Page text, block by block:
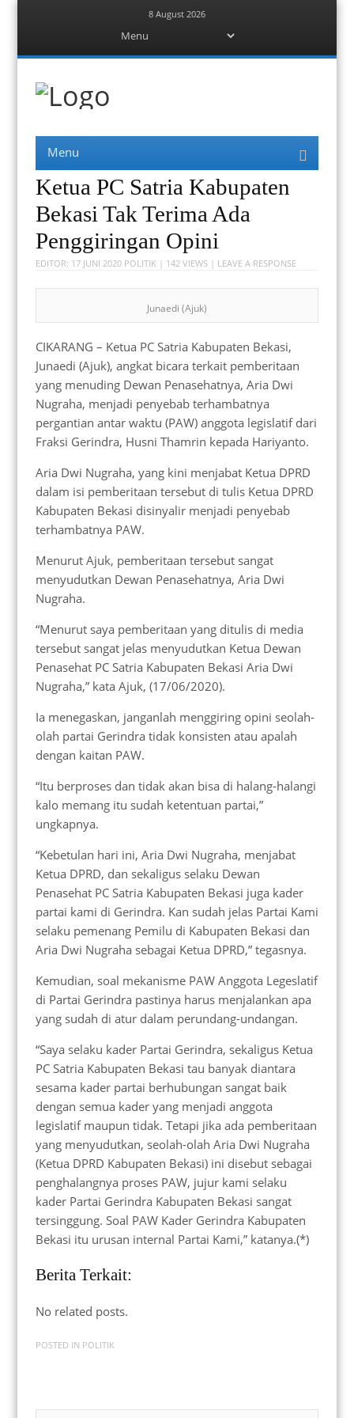
8 August 2026
content
Berita Bekasi
Menu
content
Ketua PC Satria Kabupaten
Bekasi Tak Terima Ada
Penggiringan Opini
EDITOR: 17 JUNI 2020 POLITIK | 142 VIEWS | LEAVE A RESPONSE
Junaedi (Ajuk)
CIKARANG – Ketua PC Satria Kabupaten Bekasi,
Junaedi (Ajuk), angkat bicara terkait pemberitaan
yang menuding Dewan Penasehatnya, Aria Dwi
Nugraha, menjadi penyebab terhambatnya
pergantian antar waktu (PAW) anggota legislatif dari
Fraksi Gerindra, Husni Thamrin kepada Hariyanto.
Aria Dwi Nugraha, yang kini menjabat Ketua DPRD
dalam isi pemberitaan tersebut di tulis Ketua DPRD
Kabupaten Bekasi disinyalir menjadi penyebab
terhambatnya PAW.
Menurut Ajuk, pemberitaan tersebut sangat
menyudutkan Dewan Penasehatnya, Aria Dwi
Nugraha.
“Menurut saya pemberitaan yang ditulis di media
tersebut sangat jelas menyudutkan Ketua Dewan
Penasehat PC Satria Kabupaten Bekasi Aria Dwi
Nugraha,” kata Ajuk, (17/06/2020).
Ia menegaskan, janganlah menggiring opini seolah-
olah partai Gerindra tidak konsisten atau apalah
dengan kaitan PAW.
“Itu berproses dan tidak akan bisa di halang-halangi
kalo memang itu sudah ketentuan partai,”
ungkapnya.
“Kebetulan hari ini, Aria Dwi Nugraha, menjabat
Ketua DPRD, dan sekaligus selaku Dewan
Penasehat PC Satria Kabupaten Bekasi juga kader
partai kami di Gerindra. Kan sudah jelas Partai Kami
selaku pemenang Pemilu di Kabupaten Bekasi dan
Aria Dwi Nugraha sebagai Ketua DPRD,” tegasnya.
Kemudian, soal mekanisme PAW Anggota Legeslatif
di Partai Gerindra pastinya harus menjalankan apa
yang sudah di atur dalam perundang-undangan.
“Saya selaku kader Partai Gerindra, sekaligus Ketua
PC Satria Kabupaten Bekasi tau banyak diantara
sesama kader partai berhubungan sangat baik
dengan semua kader yang menjadi anggota
legislatif maupun tidak. Tetapi jika ada pemberitaan
yang menyudutkan, seolah-olah Aria Dwi Nugraha
(Ketua DPRD Kabupaten Bekasi) ini disebut sebagai
penghalangnya proses PAW, jujur kami selaku
kader Partai Gerindra Kabupaten Bekasi sangat
tersinggung. Soal PAW Kader Gerindra Kabupaten
Bekasi itu urusan internal Partai Kami,” katanya.(*)
Berita Terkait:
No related posts.
POSTED IN POLITIK